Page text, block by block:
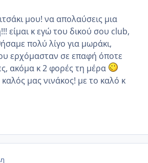
μου! να απολαύσεις μια
είμαι κ εγώ του δικού σου club,
πολύ λίγο για μωράκι,
ερχόμασταν σε επαφή όποτε
ακόμα κ 2 φορές τη μέρα
μας νινάκος! με το καλό κ